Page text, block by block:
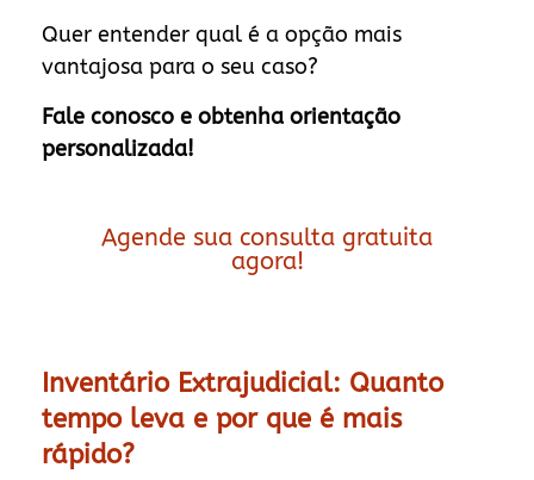
Quer entender qual é a opção mais
vantajosa para o seu caso?
Fale conosco e obtenha orientação
personalizada!
Agende sua consulta gratuita
agora!
Inventário Extrajudicial: Quanto
tempo leva e por que é mais
rápido?